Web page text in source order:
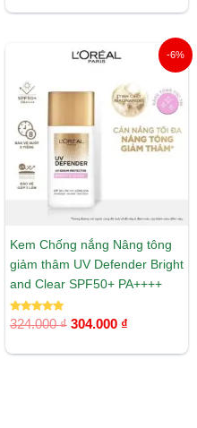
-6%
Kem Chống nắng Nâng tông
giảm thâm UV Defender Bright
and Clear SPF50+ PA++++
Được xếp
hạng
324.000₫
Giá
gốc
324.000 ₫.
304.000 ₫
tại
là:
304.000 ₫.